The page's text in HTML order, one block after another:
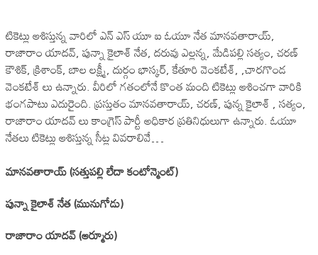
టికెట్లు ఆశిస్తున్న వారిలో ఎన్ ఎస్ యూ ఐ ఓయూ నేత మానవతారాయ్,
రాజారాం యాదవ్, పున్నా కైలాశ్ నేత, దరువు ఎల్లన్న, మేడిపల్లి సత్యం, చరణ్
కౌశిక్, క్రిశాంక్, బాల లక్ష్మీ, దుర్గం భాస్కర్, కేతూరి వెంకటేశ్, ,చారగొండ
వెంకటేశ్ లు ఉన్నారు. వీరిలో గతంలోనే కొంత మంది టికెట్లు ఆశించగా వారికి
భంగపాటు ఎదురైంది. ప్రస్తుతం మానవతారాయ్, చరణ్, పున్న కైలాశ్ , సత్యం,
రాజారాం యాదవ్ లు కాంగ్రెస్ పార్టీ అధికార ప్రతినిధులుగా ఉన్నారు. ఓయూ
నేతలు టికెట్లు ఆశిస్తున్న సీట్ల వివరాలివే…
మానవతారాయ్‌ (సత్తుపల్లి లేదా కంటోన్మెంట్‌)
పున్నా కైలాశ్‌ నేత (మునుగోడు)
రాజారాం యాదవ్‌ (ఆర్మూరు)